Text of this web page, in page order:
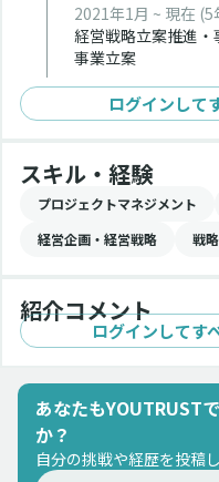
2021年1月 ~ 現在 (5
経営戦略立案推進
事業立案
ログインして
スキル・経験
プロジェクトマネジメント
経営企画・経営戦略
戦
紹介コメント
ログインしてす
あなたもYOUTRUST
か？
自分の挑戦や経歴を投稿